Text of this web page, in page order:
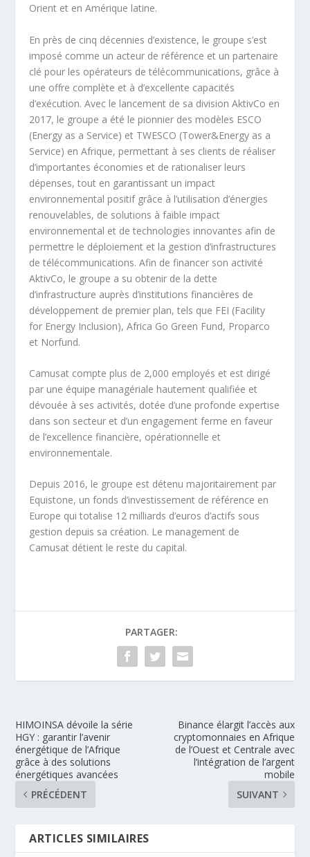
Orient et en Amérique latine.
En près de cinq décennies d’existence, le groupe s’est
imposé comme un acteur de référence et un partenaire
clé pour les opérateurs de télécommunications, grâce à
une offre complète et à d’excellente capacités
d’exécution. Avec le lancement de sa division AktivCo en
2017, le groupe a été le pionnier des modèles ESCO
(Energy as a Service) et TWESCO (Tower&Energy as a
Service) en Afrique, permettant à ses clients de réaliser
d’importantes économies et de rationaliser leurs
dépenses, tout en garantissant un impact
environnemental positif grâce à l’utilisation d’énergies
renouvelables, de solutions à faible impact
environnemental et de technologies innovantes afin de
permettre le déploiement et la gestion d’infrastructures
de télécommunications. Afin de financer son activité
AktivCo, le groupe a su obtenir de la dette
d’infrastructure auprès d’institutions financières de
développement de premier plan, tels que FEI (Facility
for Energy Inclusion), Africa Go Green Fund, Proparco
et Norfund.
Camusat compte plus de 2,000 employés et est dirigé
par une équipe managériale hautement qualifiée et
dévouée à ses activités, dotée d’une profonde expertise
dans son secteur et d’un engagement ferme en faveur
de l’excellence financière, opérationnelle et
environnementale.
Depuis 2016, le groupe est détenu majoritairement par
Equistone, un fonds d’investissement de référence en
Europe qui totalise 12 milliards d’euros d’actifs sous
gestion depuis sa création. Le management de
Camusat détient le reste du capital.
PARTAGER:
HIMOINSA dévoile la série
HGY : garantir l’avenir
énergétique de l’Afrique
grâce à des solutions
énergétiques avancées
PRÉCÉDENT
Binance élargit l’accès aux
cryptomonnaies en Afrique
de l’Ouest et Centrale avec
l’intégration de l’argent
mobile
SUIVANT
ARTICLES SIMILAIRES